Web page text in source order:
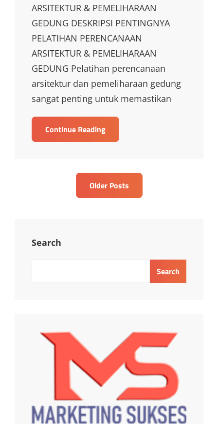
ARSITEKTUR & PEMELIHARAAN
GEDUNG DESKRIPSI PENTINGNYA
PELATIHAN PERENCANAAN
ARSITEKTUR & PEMELIHARAAN
GEDUNG Pelatihan perencanaan
arsitektur dan pemeliharaan gedung
sangat penting untuk memastikan
Continue ReadingTRAINING
PELATIHAN
&
PEMELIHARAAN
GEDUNG
Older Posts
Search
Search